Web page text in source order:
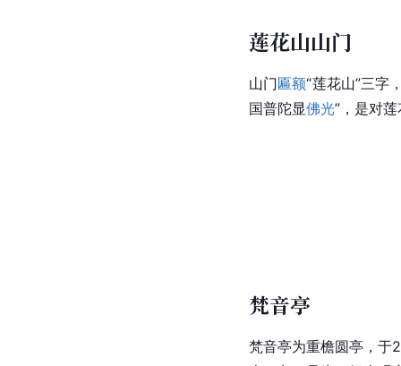
莲花山山门
山门匾额“莲花山”三字
国普陀显佛光”，是对
梵音亭
梵音亭为重檐圆亭，于